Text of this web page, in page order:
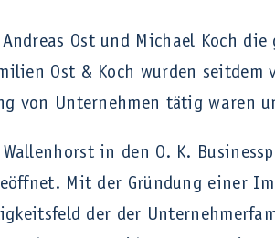
Ost und Michael Koch
Ost & Koch wurden
von Unternehmen tätig waren
in den O. K.
Mit der Gründung
der der